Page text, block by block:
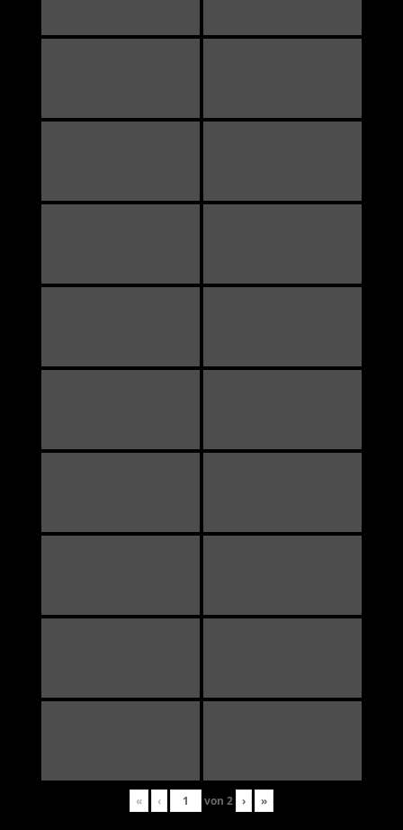
« ‹ von 2 › »